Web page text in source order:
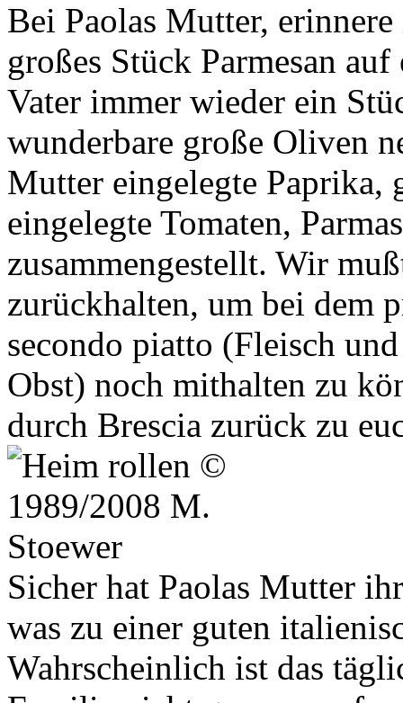
Bei Paolas Mutter,
großes Stück Parmesan
Vater immer wieder ein
wunderbare große Oliven
Mutter eingelegte
eingelegte Tomaten,
zusammengestellt. Wir
zurückhalten, um bei dem
secondo piatto (Fleisch
Obst) noch mithalten zu
durch Brescia zurück zu
Sicher hat Paolas Mutter
was zu einer guten
Wahrscheinlich ist das